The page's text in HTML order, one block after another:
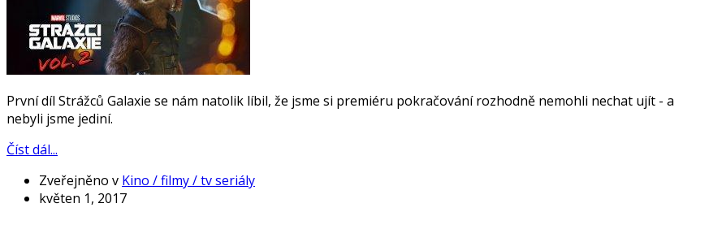
První díl Strážců Galaxie se nám natolik líbil, že jsme si premiéru pokračování rozhodně nemohli nechat ujít - a
nebyli jsme jediní.
Číst dál...
Zveřejněno v Kino / filmy / tv seriály
květen 1, 2017